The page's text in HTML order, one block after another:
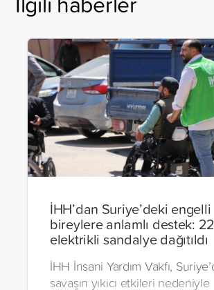
İHH’dan Suriye’deki engelli
bireylere anlamlı destek:
elektrikli sandalye dağıtıldı
İHH İnsani Yardım Vakfı,
savaşın yıkıcı etkileri nedeniyle